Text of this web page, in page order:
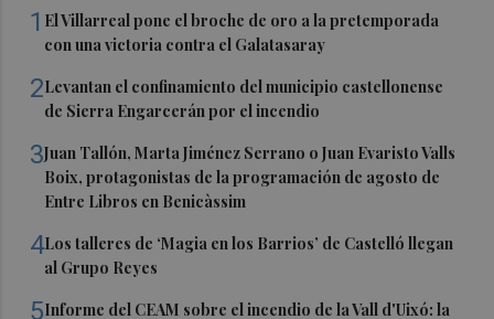
1 El Villarreal pone el broche de oro a la pretemporada
con una victoria contra el Galatasaray
2Levantan el confinamiento del municipio castellonense
de Sierra Engarcerán por el incendio
3Juan Tallón, Marta Jiménez Serrano o Juan Evaristo Valls
Boix, protagonistas de la programación de agosto de
Entre Libros en Benicàssim
4Los talleres de ‘Magia en los Barrios’ de Castelló llegan
al Grupo Reyes
5Informe del CEAM sobre el incendio de la Vall d'Uixó: la